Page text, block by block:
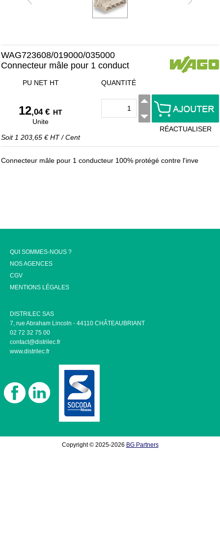
WAG723608/019000/035000
Connecteur mâle pour 1 conduct
PU NET HT
12,04 € HT
Unite
Soit 1 203,65 € HT/Cent
QUANTITÉ
RÉACTUALISER
Connecteur mâle pour 1 conducteur 100% protégé contre l'inve
QUI SOMMES-NOUS ?
NOS AGENCES
CGV
MENTIONS LÉGALES
DISTRILEC SAS
7, rue Abraham Lincoln - 44110 CHÂTEAUBRIANT
02 72 32 75 00
contact@distrilec.fr
www.distrilec.fr
Copyright © 2025-2026 BG Partners